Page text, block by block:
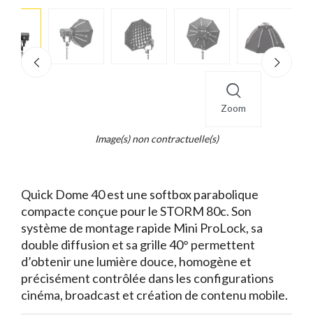
Zoom
Image(s) non contractuelle(s)
Quick Dome 40 est une softbox parabolique
compacte conçue pour le STORM 80c. Son
système de montage rapide Mini ProLock, sa
double diffusion et sa grille 40° permettent
d’obtenir une lumière douce, homogène et
précisément contrôlée dans les configurations
cinéma, broadcast et création de contenu mobile.